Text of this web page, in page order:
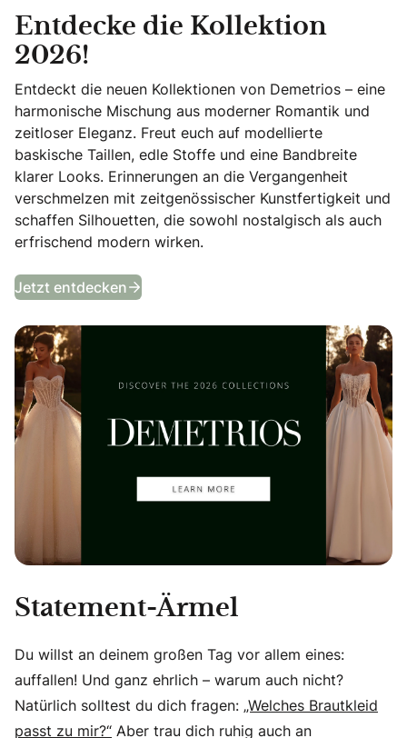
Entdecke die Kollektion
2026!
Entdeckt die neuen Kollektionen von Demetrios – eine
harmonische Mischung aus moderner Romantik und
zeitloser Eleganz. Freut euch auf modellierte
baskische Taillen, edle Stoffe und eine Bandbreite
klarer Looks. Erinnerungen an die Vergangenheit
verschmelzen mit zeitgenössischer Kunstfertigkeit und
schaffen Silhouetten, die sowohl nostalgisch als auch
erfrischend modern wirken.
Jetzt entdecken Entdecke die Kollektion 2026!
Statement-Ärmel
Du willst an deinem großen Tag vor allem eines:
auffallen! Und ganz ehrlich – warum auch nicht?
Natürlich solltest du dich fragen: „Welches Brautkleid
passt zu mir?“ Aber trau dich ruhig auch an